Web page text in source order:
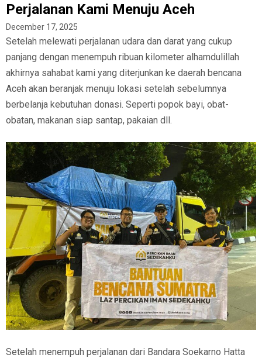
Perjalanan Kami Menuju Aceh
December 17, 2025
Setelah melewati perjalanan udara dan darat yang cukup
panjang dengan menempuh ribuan kilometer alhamdulillah
akhirnya sahabat kami yang diterjunkan ke daerah bencana
Aceh akan beranjak menuju lokasi setelah sebelumnya
berbelanja kebutuhan donasi. Seperti popok bayi, obat-
obatan, makanan siap santap, pakaian dll.
Setelah menempuh perjalanan dari Bandara Soekarno Hatta